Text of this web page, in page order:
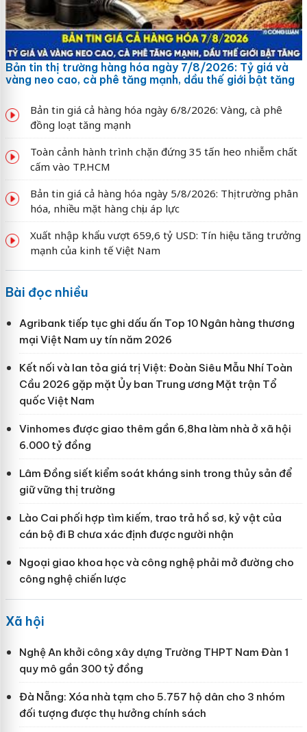
Bản tin thị trường hàng hóa ngày 7/8/2026: Tỷ giá và
vàng neo cao, cà phê tăng mạnh, dầu thế giới bật tăng
Bản tin giá cả hàng hóa ngày 6/8/2026: Vàng, cà phê
đồng loạt tăng mạnh
Toàn cảnh hành trình chặn đứng 35 tấn heo nhiễm chất
cấm vào TP.HCM
Bản tin giá cả hàng hóa ngày 5/8/2026: Thị trường phân
hóa, nhiều mặt hàng chịu áp lực
Xuất nhập khẩu vượt 659,6 tỷ USD: Tín hiệu tăng trưởng
mạnh của kinh tế Việt Nam
Bài đọc nhiều
Agribank tiếp tục ghi dấu ấn Top 10 Ngân hàng thương
mại Việt Nam uy tín năm 2026
Kết nối và lan tỏa giá trị Việt: Đoàn Siêu Mẫu Nhí Toàn
Cầu 2026 gặp mặt Ủy ban Trung ương Mặt trận Tổ
quốc Việt Nam
Vinhomes được giao thêm gần 6,8ha làm nhà ở xã hội
6.000 tỷ đồng
Lâm Đồng siết kiểm soát kháng sinh trong thủy sản để
giữ vững thị trường
Lào Cai phối hợp tìm kiếm, trao trả hồ sơ, kỷ vật của
cán bộ đi B chưa xác định được người nhận
Ngoại giao khoa học và công nghệ phải mở đường cho
công nghệ chiến lược
Xã hội
Nghệ An khởi công xây dựng Trường THPT Nam Đàn 1
quy mô gần 300 tỷ đồng
Đà Nẵng: Xóa nhà tạm cho 5.757 hộ dân cho 3 nhóm
đối tượng được thụ hưởng chính sách